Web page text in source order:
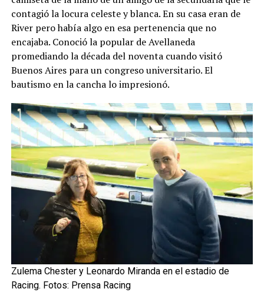
contagió la locura celeste y blanca. En su casa eran de
River pero había algo en esa pertenencia que no
encajaba. Conoció la popular de Avellaneda
promediando la década del noventa cuando visitó
Buenos Aires para un congreso universitario. El
bautismo en la cancha lo impresionó.
Zulema Chester y Leonardo Miranda en el estadio de
Racing. Fotos: Prensa Racing